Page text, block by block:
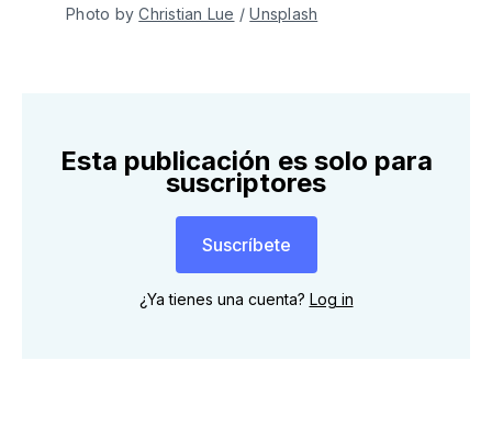
Photo by Christian Lue / Unsplash
Esta publicación es solo para
suscriptores
Suscríbete
¿Ya tienes una cuenta? Log in